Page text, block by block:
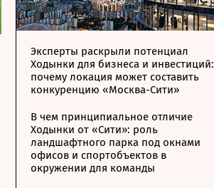
Эксперты раскрыли потенциал
Ходынки для бизнеса и инвестиций:
почему локация может составить
конкуренцию «Москва-Сити»
В чем принципиальное отличие
Ходынки от «Сити»: роль
ландшафтного парка под окнами
офисов и спортобъектов в
окружении для команды